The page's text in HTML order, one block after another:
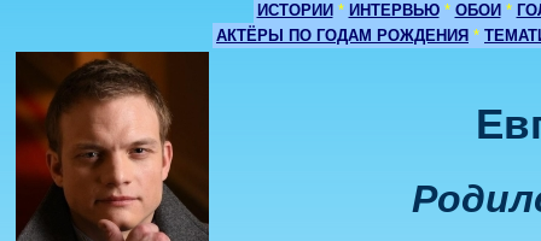
ИСТОРИИ * ИНТЕРВЬЮ * ОБОИ *
АКТЁРЫ ПО ГОДАМ РОЖДЕНИЯ *